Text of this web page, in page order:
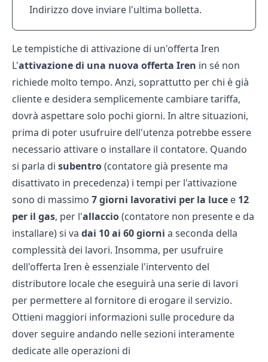
Indirizzo dove inviare l'ultima bolletta.
Le tempistiche di attivazione di un'offerta Iren
L'attivazione di una nuova offerta Iren in sé non
richiede molto tempo. Anzi, soprattutto per chi è già
cliente e desidera semplicemente cambiare tariffa,
dovrà aspettare solo pochi giorni. In altre situazioni,
prima di poter usufruire dell'utenza potrebbe essere
necessario attivare o installare il contatore. Quando
si parla di subentro(contatore già presente ma
disattivato in precedenza) i tempi per l'attivazione
sono di massimo 7 giorni lavorativi per la luce e 12
per il gas, per l'allaccio(contatore non presente e da
installare) si va dai 10 ai 60 giorni a seconda della
complessità dei lavori. Insomma, per usufruire
dell'offerta Iren è essenziale l'intervento del
distributore locale che eseguirà una serie di lavori
per permettere al fornitore di erogare il servizio.
Ottieni maggiori informazioni sulle procedure da
dover seguire andando nelle sezioni interamente
dedicate alle operazioni di